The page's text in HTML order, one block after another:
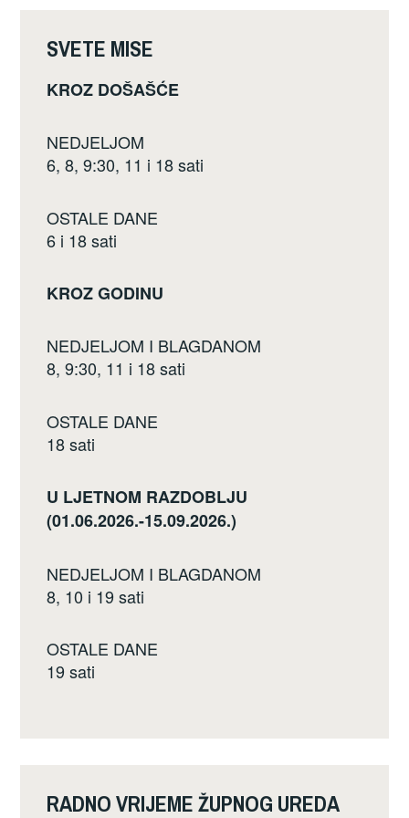
o
k
SVETE MISE
KROZ DOŠAŠĆE
NEDJELJOM
6, 8, 9:30, 11 i 18 sati
OSTALE DANE
6 i 18 sati
KROZ GODINU
NEDJELJOM I BLAGDANOM
8, 9:30, 11 i 18 sati
OSTALE DANE
18 sati
U LJETNOM RAZDOBLJU
(01.06.2026.-15.09.2026.)
NEDJELJOM I BLAGDANOM
8, 10 i 19 sati
OSTALE DANE
19 sati
RADNO VRIJEME ŽUPNOG UREDA